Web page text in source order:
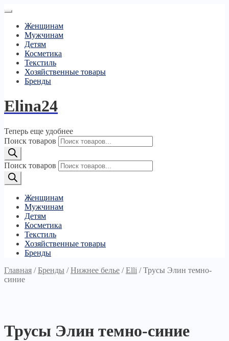
Женщинам
Мужчинам
Детям
Косметика
Текстиль
Хозяйственные товары
Бренды
Elina24
Теперь еще удобнее
Поиск товаров
Поиск товаров
Женщинам
Мужчинам
Детям
Косметика
Текстиль
Хозяйственные товары
Бренды
Главная /Бренды /Нижнее белье /Elli /Трусы Элин темно-
синие
Трусы Элин темно-синие